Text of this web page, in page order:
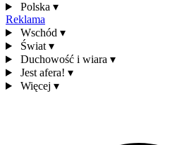
Polska ▾
Reklama
Wschód ▾
Świat ▾
Duchowość i wiara ▾
Jest afera! ▾
Więcej ▾